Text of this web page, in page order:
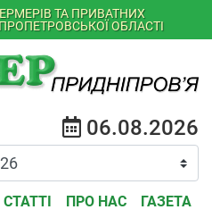
ТА ПРИВАТНИХ
ОБЛАСТІ
06.08.2026
СТАТТІ ПРО НАС
ГАЗЕТА